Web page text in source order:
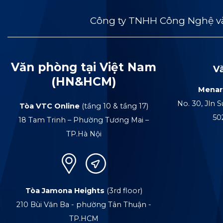
Công ty TNHH Công Nghệ
Văn phòng tại Việt Nam
(HN&HCM)
Tòa VTC Online(tầng 10 & tầng 17)
18 Tam Trinh – Phường Tương Mai –
TP.Hà Nội
Tòa Jamona Heights (3rd floor)
210 Bùi Văn Ba - phường Tân Thuận -
TP.HCM
No. 30, Jln